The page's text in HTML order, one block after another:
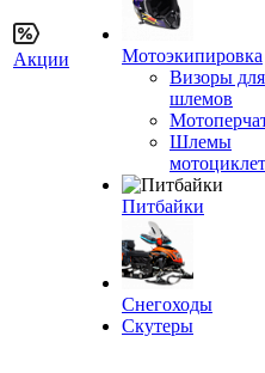
Акции
Мотоэкипировка
Визоры для
шлемов
Шлемы
Питбайки
Снегоходы
Скутеры